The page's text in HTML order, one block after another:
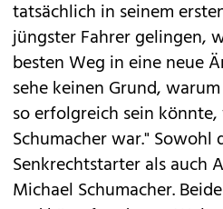
tatsächlich in seinem
jüngster Fahrer gelingen,
besten Weg in eine neue
sehe keinen Grund,
so erfolgreich sein
Schumacher war." Sowohl
Senkrechtstarter als auch
Michael Schumacher.